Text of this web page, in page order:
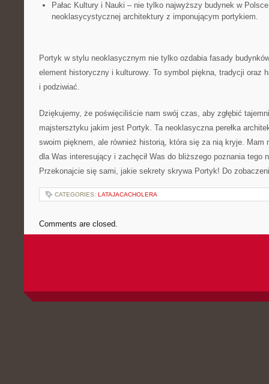
Pałac⁤ Kultury i Nauki – nie tylko najwyższy budynek w⁣
neoklasycystycznej architektury z imponującym portykiem.
Portyk w stylu neoklasycznym nie tylko ozdabia fasady
element historyczny i kulturowy. To⁢ symbol piękna, tradycji oraz
i podziwiać.
Dziękujemy, że poświęciliście nam swój czas, aby zgłębić
majstersztyku jakim jest Portyk. Ta neoklasyczna perełka
⁢swoim pięknem, ale‍ również historią, która się za nią kryje. Mam
dla Was interesujący i zachęcił Was do bliższego poznania tego
Przekonajcie się sami, ​jakie sekrety skrywa Portyk! Do
CATEGORIES: LATAJACACHOLERA
Comments are closed.